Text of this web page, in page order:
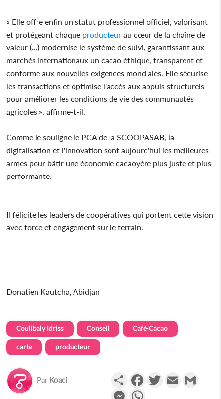
« Elle offre enfin un statut professionnel officiel, valorisant
et protégeant chaque producteur au cœur de la chaîne de
valeur (...) modernise le système de suivi, garantissant aux
marchés internationaux un cacao éthique, transparent et
conforme aux nouvelles exigences mondiales. Elle sécurise
les transactions et optimise l'accès aux appuis structurels
pour améliorer les conditions de vie des communautés
agricoles », affirme-t-il.
Comme le souligne le PCA de la SCOOPASAB, la
digitalisation et l'innovation sont aujourd'hui les meilleures
armes pour bâtir une économie cacaoyère plus juste et plus
performante.
Il félicite les leaders de coopératives qui portent cette vision
avec force et engagement sur le terrain.
Donatien Kautcha, Abidjan
Coulibaly Idriss Conseil Café-Cacao
carte producteur
Par Koaci PartagerFacebookTwitterEmail
Messenger